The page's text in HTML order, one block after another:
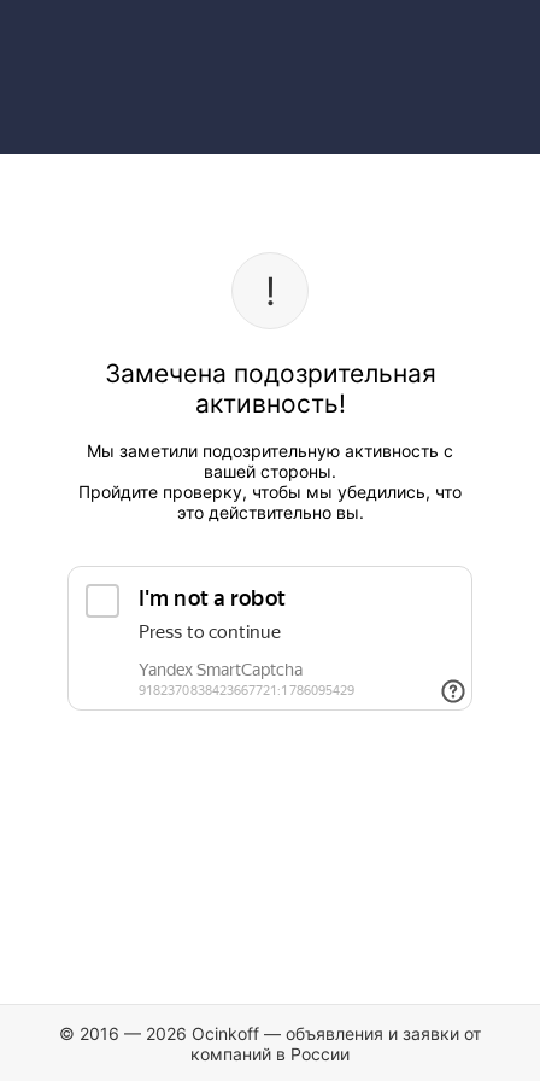
Замечена подозрительная
активность!
Мы заметили подозрительную активность с
вашей стороны.
Пройдите проверку, чтобы мы убедились, что
это действительно вы.
© 2016 — 2026 Ocinkoff — объявления и заявки от
компаний в России